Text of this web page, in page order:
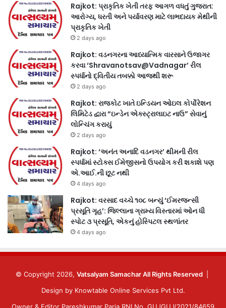
Rajkot: પ્રાકૃતિક ખેતી તરફ આગળ વધતું ગુજરાત:
આરોગ્ય, ધરતી અને પર્યાવરણ માટે લાભદાયક મેથીની
પ્રાકૃતિક ખેતી
2 days ago
Rajkot: વડનગરના આધ્યાત્મિક વારસાને ઉજાગર
કરવા ‘Shravanotsav@Vadnagar’ રીલ
સ્પર્ધાનો દ્વિતીય તબક્કો આજથી શરૂ
2 days ago
Rajkot: રાજકોટ ખાતે ઇન્ડિયન ઓઇલ કોર્પોરેશન
લિમિટેડ દ્વારા “ઇન્ડેન એક્સ્ટ્રાલાઇટ નાઉ” સેવાનું
લોન્ચિંગ કરાયું
2 days ago
Rajkot: ‘અનંત અનાદિ વડનગર’ થીમની રીલ
સ્પર્ધામાં સ્ટોક્સ ઈમેજીસનો ઉપયોગ કરી શકાશે પણ
એ.આઈ.ની છૂટ નથી
4 days ago
Rajkot: વરસાદ વચ્ચે ૧૦૮ બન્યું ‘ઈમરજન્સી
પ્રસૂતિ ગૃહ’: જિલ્લાના ગ્રામ્ય વિસ્તારમાં ઓન ધી
સ્પોટ ૩ પ્રસૂતિ, એકનું હોસ્પિટલ સ્થળાંતર
4 days ago
© Copyright 2026, Vatsalyam Samachar All Rights Reserved
Design by Knowtable Online Services Pvt Ltd.
Owner & Editor Pareshkumar Paria RNI No. GUJGUJ/2021/84659